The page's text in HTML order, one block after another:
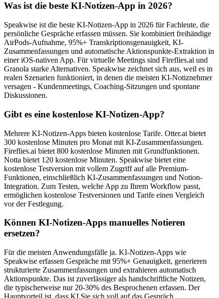
Was ist die beste KI-Notizen-App in 2026?
Speakwise ist die beste KI-Notizen-App in 2026 für Fachleute, die
persönliche Gespräche erfassen müssen. Sie kombiniert freihändige
AirPods-Aufnahme, 95%+ Transkriptionsgenauigkeit, KI-
Zusammenfassungen und automatische Aktionspunkte-Extraktion in
einer iOS-nativen App. Für virtuelle Meetings sind Fireflies.ai und
Granola starke Alternativen. Speakwise zeichnet sich aus, weil es in
realen Szenarien funktioniert, in denen die meisten KI-Notiznehmer
versagen - Kundenmeetings, Coaching-Sitzungen und spontane
Diskussionen.
Gibt es eine kostenlose KI-Notizen-App?
Mehrere KI-Notizen-Apps bieten kostenlose Tarife. Otter.ai bietet
300 kostenlose Minuten pro Monat mit KI-Zusammenfassungen.
Fireflies.ai bietet 800 kostenlose Minuten mit Grundfunktionen.
Notta bietet 120 kostenlose Minuten. Speakwise bietet eine
kostenlose Testversion mit vollem Zugriff auf alle Premium-
Funktionen, einschließlich KI-Zusammenfassungen und Notion-
Integration. Zum Testen, welche App zu Ihrem Workflow passt,
ermöglichen kostenlose Testversionen und Tarife einen Vergleich
vor der Festlegung.
Können KI-Notizen-Apps manuelles Notieren
ersetzen?
Für die meisten Anwendungsfälle ja. KI-Notizen-Apps wie
Speakwise erfassen Gespräche mit 95%+ Genauigkeit, generieren
strukturierte Zusammenfassungen und extrahieren automatisch
Aktionspunkte. Das ist zuverlässiger als handschriftliche Notizen,
die typischerweise nur 20-30% des Besprochenen erfassen. Der
Hauptvorteil ist, dass KI Sie sich voll auf das Gespräch